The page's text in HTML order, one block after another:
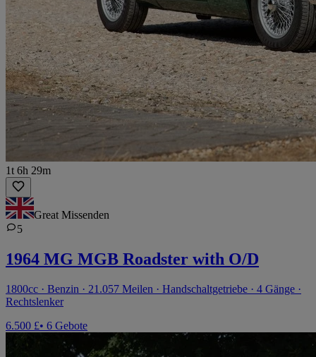
1t 6h 29m
Great Missenden
5
1964 MG MGB Roadster with O/D
1800cc · Benzin · 21.057 Meilen · Handschaltgetriebe · 4 Gänge ·
Rechtslenker
6.500 £• 6 Gebote